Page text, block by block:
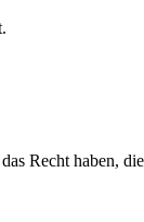
Recht haben,